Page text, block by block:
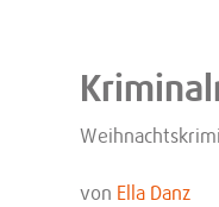
Weihnachtskrimi
von Ella Danz